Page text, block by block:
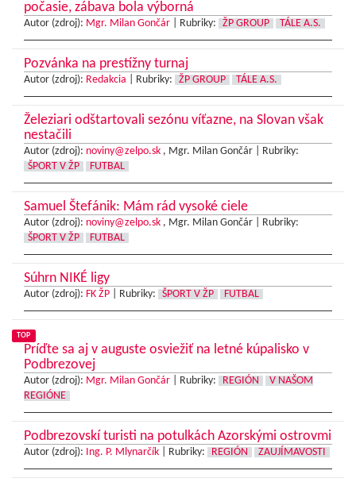
počasie, zábava bola výborná
Autor (zdroj): Mgr. Milan Gončár Rubriky: ŽP GROUP TÁLE A.S.
Pozvánka na prestížny turnaj
Autor (zdroj): Redakcia Rubriky: ŽP GROUP TÁLE A.S.
Železiari odštartovali sezónu víťazne, na Slovan však
nestačili
Autor (zdroj): noviny@zelpo.sk , Mgr. Milan Gončár |
Rubriky:
ŠPORT V ŽP
FUTBAL
Samuel Štefánik: Mám rád vysoké ciele
Autor (zdroj): noviny@zelpo.sk , Mgr. Milan Gončár |
Rubriky:
ŠPORT V ŽP
FUTBAL
Súhrn NIKÉ ligy
Autor (zdroj): FK ŽP Rubriky: ŠPORT V ŽP FUTBAL
TOP
Príďte sa aj v auguste osviežiť na letné kúpalisko v
Podbrezovej
Autor (zdroj): Mgr. Milan Gončár Rubriky: REGIÓN
V NAŠOM
REGIÓNE
Podbrezovskí turisti na potulkách Azorskými ostrovmi
Autor (zdroj): Ing. P. Mlynarčík Rubriky: REGIÓN ZAUJÍMAVOSTI